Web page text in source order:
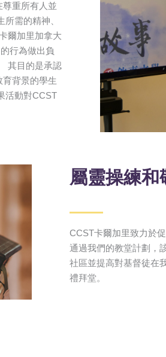
重所有人並
需的精神、
爾加里加拿大
行為做出負
其目的是承認
背景的學生
活動對CCST
屬靈操練和
CCST卡爾加里致力於
通過我們的教堂計劃，
社區並提高對基督徒在
禮拜堂。